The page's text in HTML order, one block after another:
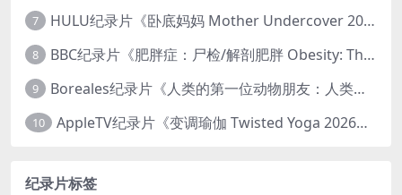
7 HULU纪录片《卧底妈妈 Mother Undercover 2023》全4集 英语中英双字 官方纯净版 1080P/MKV/7.6G 拯救孩子
8 BBC纪录片《肥胖症：尸检/解剖肥胖 Obesity: The Post Mortem 2016》英语中英双字 无水印纯净版 1080P/MKV/1.03G
9 Boreales纪录片《人类的第一位动物朋友：人类和狗的神奇故事 Man’s First Friend 2018》英语中英双字 1080P/MP4/1.8G 狗的神奇故事
10 AppleTV纪录片《变调瑜伽 Twisted Yoga 2026》全3集 英语中英双字 无水印纯净版 1080P/MKV/10G 瑜伽大师背后的真相
纪录片标签